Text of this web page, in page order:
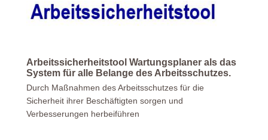
Arbeitssicherheitstool Wartungsplaner als das
System für alle Belange des Arbeitsschutzes.
Durch Maßnahmen des Arbeitsschutzes für die
Sicherheit ihrer Beschäftigten sorgen und
Verbesserungen herbeiführen